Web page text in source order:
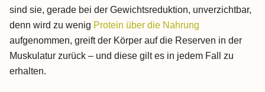
sind sie, gerade bei der Gewichtsreduktion, unverzichtbar,
denn wird zu wenig Protein über die Nahrung
aufgenommen, greift der Körper auf die Reserven in der
Muskulatur zurück – und diese gilt es in jedem Fall zu
erhalten.